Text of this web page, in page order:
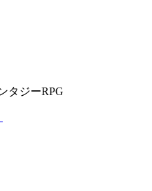
タジーRPG